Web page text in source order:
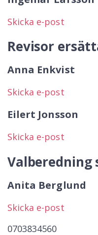
Skicka e-post
Revisor
Anna Enkvist
Skicka e-post
Eilert Jonsson
Skicka e-post
Valberedning
Anita Berglund
Skicka e-post
0703834560